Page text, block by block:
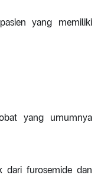
yang memiliki
yang umumnya
dari furosemide dan